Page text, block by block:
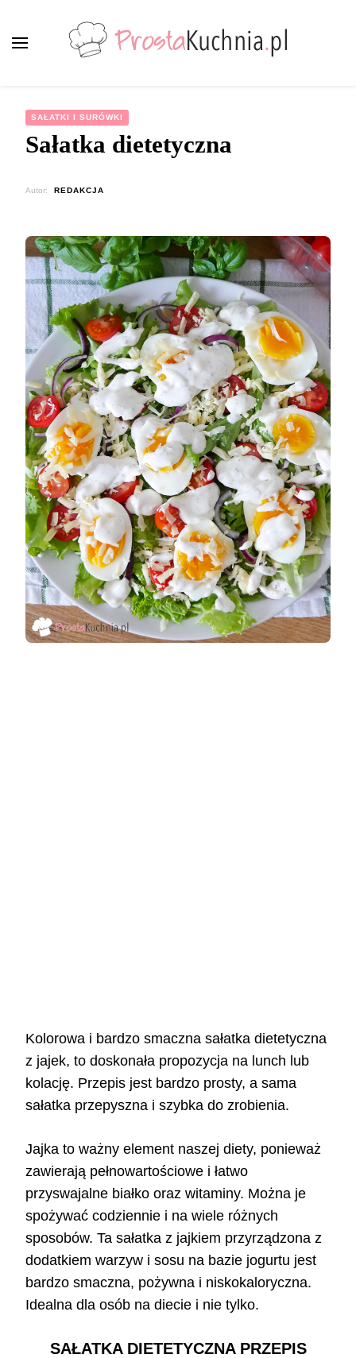
SAŁATKI I SURÓWKI
Sałatka dietetyczna
Autor: REDAKCJA
Kolorowa i bardzo smaczna sałatka dietetyczna
z jajek, to doskonała propozycja na lunch lub
kolację. Przepis jest bardzo prosty, a sama
sałatka przepyszna i szybka do zrobienia.
Jajka to ważny element naszej diety, ponieważ
zawierają pełnowartościowe i łatwo
przyswajalne białko oraz witaminy. Można je
spożywać codziennie i na wiele różnych
sposobów. Ta sałatka z jajkiem przyrządzona z
dodatkiem warzyw i sosu na bazie jogurtu jest
bardzo smaczna, pożywna i niskokaloryczna.
Idealna dla osób na diecie i nie tylko.
SAŁATKA DIETETYCZNA PRZEPIS